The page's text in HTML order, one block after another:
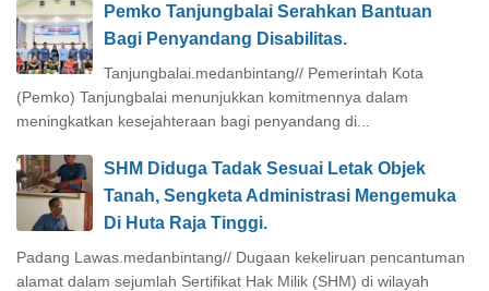
Pemko Tanjungbalai Serahkan Bantuan
Bagi Penyandang Disabilitas.
Tanjungbalai.medanbintang// Pemerintah Kota
(Pemko) Tanjungbalai menunjukkan komitmennya dalam
meningkatkan kesejahteraan bagi penyandang di...
SHM Diduga Tadak Sesuai Letak Objek
Tanah, Sengketa Administrasi Mengemuka
Di Huta Raja Tinggi.
Padang Lawas.medanbintang// Dugaan kekeliruan pencantuman
alamat dalam sejumlah Sertifikat Hak Milik (SHM) di wilayah